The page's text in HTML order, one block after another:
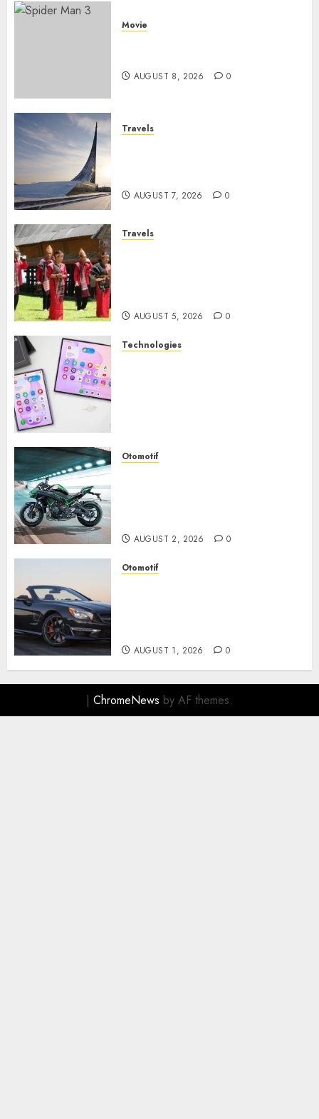
Movie
AUGUST 8, 2026 0
Travels
AUGUST 7, 2026 0
Travels
AUGUST 5, 2026 0
Technologies
Otomotif
AUGUST 2, 2026 0
Otomotif
AUGUST 1, 2026 0
| ChromeNews by AF themes.